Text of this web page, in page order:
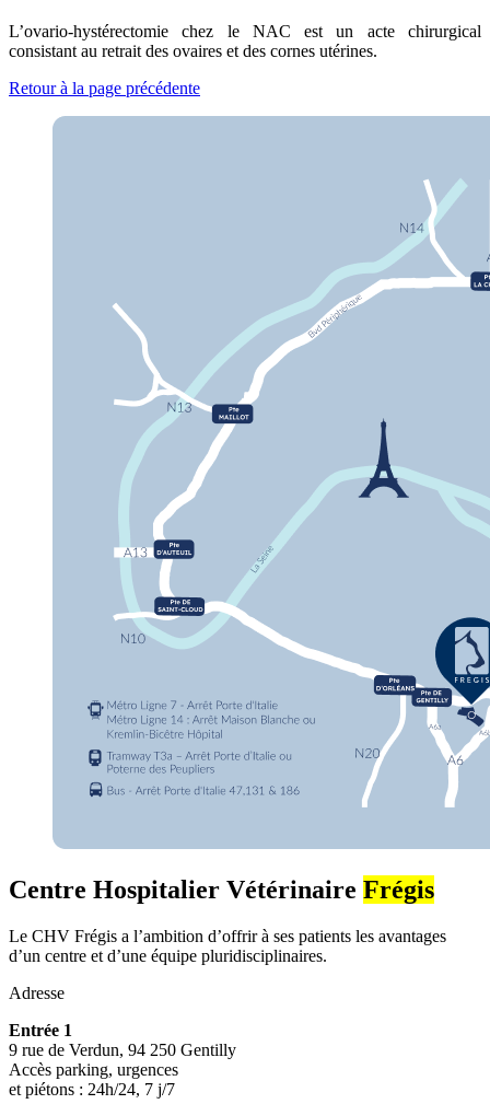
L’ovario-hystérectomie chez le NAC est un acte chirurgical
consistant au retrait des ovaires et des cornes utérines.
Retour à la page précédente
Centre Hospitalier Vétérinaire Frégis
Le CHV Frégis a l’ambition d’offrir à ses patients les avantages
d’un centre et d’une équipe pluridisciplinaires.
Adresse
Entrée 1
9 rue de Verdun, 94 250 Gentilly
Accès parking, urgences
et piétons : 24h/24, 7 j/7